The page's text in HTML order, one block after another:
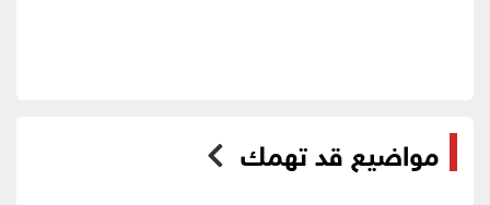
مواضيع قد تهمك